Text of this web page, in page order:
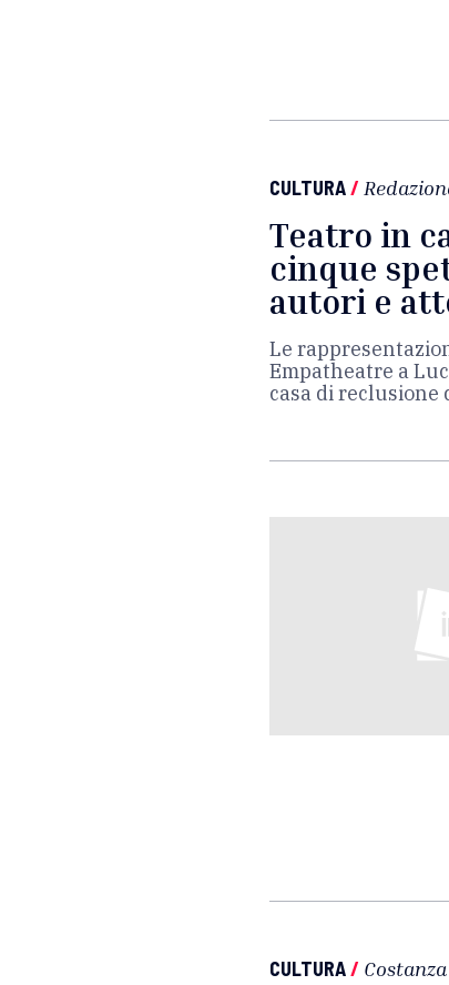
CULTURA/
Teatro in
cinque
autori e
Le
Empatheatre a
casa di reclusione
CULTURA/